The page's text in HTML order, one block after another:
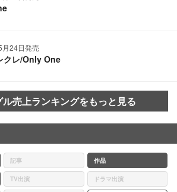
24日発売
クレ/Only One
売上ランキングをもっと見る
記事 作品
TV出演 ドラマ出演